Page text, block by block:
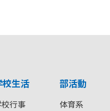
校生活
行事
部活動
体育系